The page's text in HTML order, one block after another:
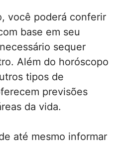
você poderá conferir
base em seu
sequer
Além do horóscopo
tipos de
previsões
da vida.
até mesmo informar